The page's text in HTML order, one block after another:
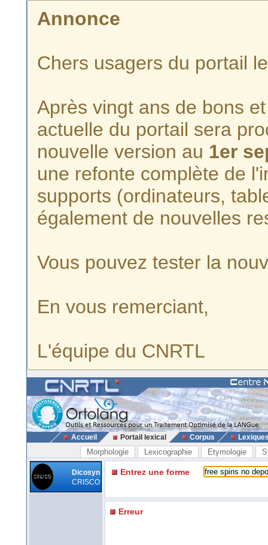
Annonce
Chers usagers du portail
Après vingt ans de bons
actuelle du portail sera
nouvelle version au 1er
une refonte complète de
supports (ordinateurs,
également de nouvelles
Vous pouvez tester la
En vous remerciant,
L'équipe du CNRTL
Accueil Portail lexical Corpus
Morphologie Lexicographie Etymologie
Dicosyn
CRISCO
Entrez une forme
Erreur